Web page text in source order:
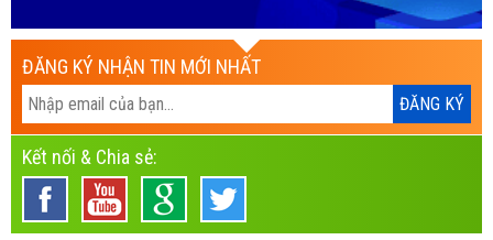
ĐĂNG KÝ NHẬN TIN MỚI NHẤT
Kết nối & Chia sẻ: